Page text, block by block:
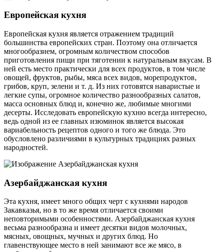
Европейская кухня
Европейская кухня является отражением традиций
большинства европейских стран. Поэтому она отличается
многообразием, огромным количеством способов
приготовления пищи при тяготении к натуральным вкусам. В
ней есть место практически для всех продуктов, в том числе
овощей, фруктов, рыбы, мяса всех видов, морепродуктов,
грибов, круп, зелени и т. д. Из них готовятся наваристые и
легкие супы, огромное количество разнообразных салатов,
масса основных блюд и, конечно же, любимые многими
десерты. Исследовать европейскую кухню всегда интересно,
ведь одной из ее главных изюминок является высокая
вариабельность рецептов одного и того же блюда. Это
обусловлено различиями в культурных традициях разных
народностей.
Азербайджанская кухня
Эта кухня, имеет много общих черт с кухнями народов
Закавказья, но в то же время отличается своими
неповторимыми особенностями. Азербайджанская кухня
весьма разнообразна и имеет десятки видов молочных,
мясных, овощных, мучных и других блюд. Но
главенствующее место в ней занимают все же мясо, в